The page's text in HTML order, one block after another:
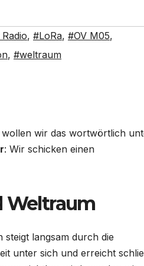
, #LoRa, #OV M05,
, #weltraum
wir das wortwörtlich
: Wir schicken einen
Weltraum
langsam durch die
unter sich und erreicht